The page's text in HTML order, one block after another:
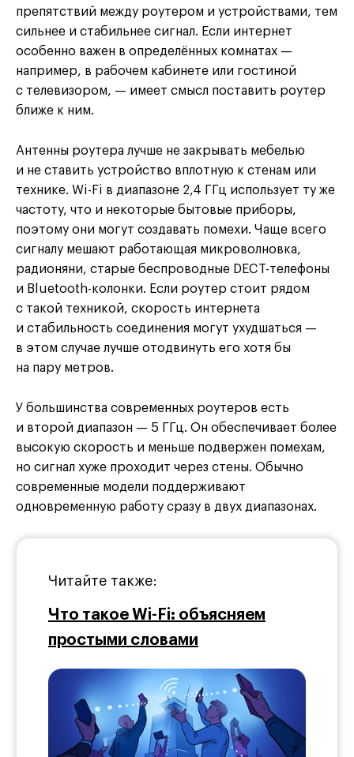
препятствий между роутером и устройствами, тем
сильнее и стабильнее сигнал. Если интернет
особенно важен в определённых комнатах —
например, в рабочем кабинете или гостиной
с телевизором, — имеет смысл поставить роутер
ближе к ним.
Антенны роутера лучше не закрывать мебелью
и не ставить устройство вплотную к стенам или
технике. Wi-Fi в диапазоне 2,4 ГГц использует ту же
частоту, что и некоторые бытовые приборы,
поэтому они могут создавать помехи. Чаще всего
сигналу мешают работающая микроволновка,
радионяни, старые беспроводные DECT-телефоны
и Bluetooth-колонки. Если роутер стоит рядом
с такой техникой, скорость интернета
и стабильность соединения могут ухудшаться —
в этом случае лучше отодвинуть его хотя бы
на пару метров.
У большинства современных роутеров есть
и второй диапазон — 5 ГГц. Он обеспечивает более
высокую скорость и меньше подвержен помехам,
но сигнал хуже проходит через стены. Обычно
современные модели поддерживают
одновременную работу сразу в двух диапазонах.
Читайте также:
Что такое Wi-Fi: объясняем
простыми словами